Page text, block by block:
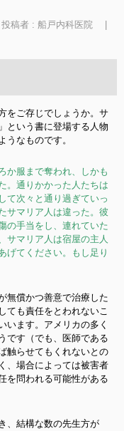
投稿者 : 船戸内科医院
をご存じでしょうか。サ
という書に登場する人物
うなものです。
か服まで奪われ、しかも
。通りかかった人たちは
て次々と通り過ぎていっ
サマリア人 は違った。彼
の手当をし、連れていた
サマリア人は宿屋の主人
げてください。もし足り
無償かつ善意で治療した
ても責任をとわれないこ
います。アメリカの多く
です（でも、医師である
触らせてもくれないとの
、場合によっては被害者
を問われる可能性がある
、結構な数の先生方が